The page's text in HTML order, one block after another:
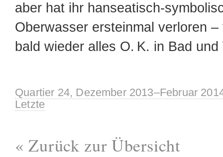
aber hat ihr hanseatisch-
Oberwasser ersteinmal verloren
bald wieder alles O. K. in Bad und
Quartier 24, Dezember 2013–Februar
Letzte
« Zurück zur Übersicht